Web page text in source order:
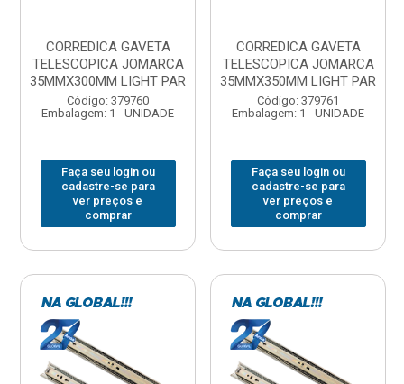
CORREDICA GAVETA
TELESCOPICA JOMARCA
35MMX300MM LIGHT PAR
Código: 379760
Embalagem: 1 - UNIDADE
Faça seu login ou
cadastre-se para
ver preços e
comprar
CORREDICA GAVETA
TELESCOPICA JOMARCA
35MMX350MM LIGHT PAR
Código: 379761
Embalagem: 1 - UNIDADE
Faça seu login ou
cadastre-se para
ver preços e
comprar